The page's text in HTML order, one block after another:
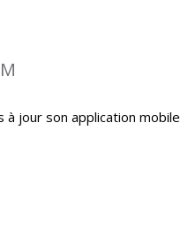
à jour son application mobile